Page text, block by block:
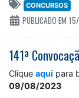
CONCURSOS
PUBLICADO EM
141ª
Clique aqui para
09/08/2023